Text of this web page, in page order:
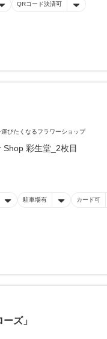
QRコード決済可
びたくなるフラワーショップ
駐車場有 カード可
ーズ」